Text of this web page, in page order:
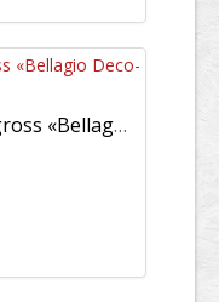
Gelb-Violette Glasblume gross «Bellagio Deco-Art»